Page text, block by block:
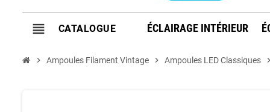
view_headline ÉCLAIRAGE INTÉRIEUR
chevron_right Ampoules Filament Vintage chevron_right Ampoules LED Classiques chevron_right